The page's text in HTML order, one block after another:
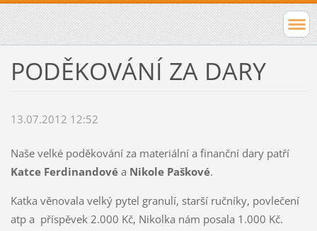
PODĚKOVÁNÍ ZA DARY
13.07.2012 12:52
Naše velké poděkování za materiální a finanční dary patří
Katce Ferdinandové a Nikole Paškové.
Katka věnovala velký pytel granulí, starší ručníky, povlečení
atp a příspěvek 2.000 Kč, Nikolka nám posala 1.000 Kč.